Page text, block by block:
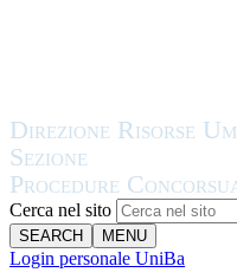
Cerca nel sito
SEARCH MENU
Login personale UniBa